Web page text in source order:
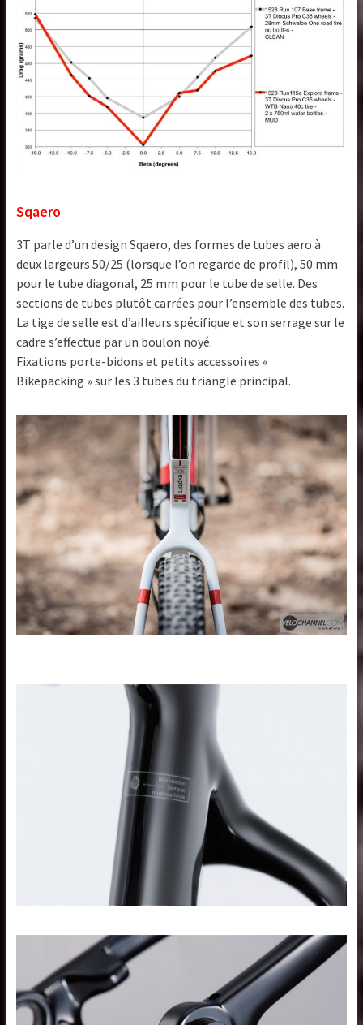
Sqaero
3T parle d’un design Sqaero, des formes de tubes aero à
deux largeurs 50/25 (lorsque l’on regarde de profil), 50 mm
pour le tube diagonal, 25 mm pour le tube de selle. Des
sections de tubes plutôt carrées pour l’ensemble des tubes.
La tige de selle est d’ailleurs spécifique et son serrage sur le
cadre s’effectue par un boulon noyé.
Fixations porte-bidons et petits accessoires «
Bikepacking » sur les 3 tubes du triangle principal.